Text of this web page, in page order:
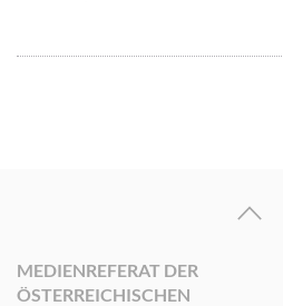
MEDIENREFERAT DER
ÖSTERREICHISCHEN